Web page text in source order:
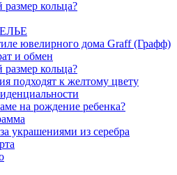
размер кольца?
ювелирного дома Graff (Графф)
и обмен
размер кольца?
подходят к желтому цвету
на рождение ребенка?
украшениями из серебра